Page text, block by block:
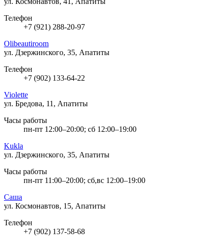
Телефон
+7 (921) 288-20-97
Olibeautiroom
ул. Дзержинского, 35, Апатиты
Телефон
+7 (902) 133-64-22
Violette
ул. Бредова, 11, Апатиты
Часы работы
пн-пт 12:00–20:00; сб 12:00–19:00
Kukla
ул. Дзержинского, 35, Апатиты
Часы работы
пн-пт 11:00–20:00; сб,вс 12:00–19:00
Саша
ул. Космонавтов, 15, Апатиты
Телефон
+7 (902) 137-58-68